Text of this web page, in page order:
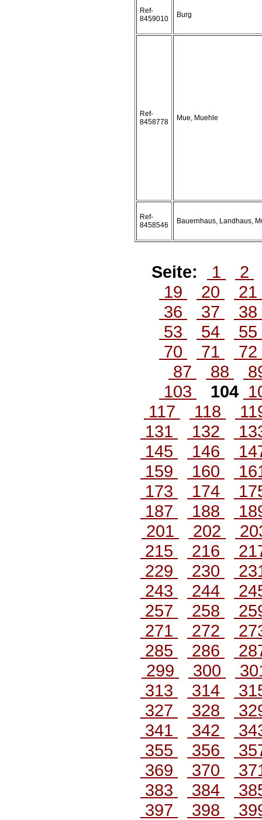
Ref-
8459010
Burg
Ref-
8458778
Mue, Muehle
Ref-
8458546
Bauernhaus, Landhaus,
Seite: 1
2
19
20
21
36
37
38
53
54
55
70
71
72
87
88
103
104
117
118
131
132
145
146
159
160
173
174
187
188
201
202
215
216
229
230
243
244
257
258
271
272
285
286
299
300
313
314
327
328
341
342
355
356
369
370
383
384
397
398